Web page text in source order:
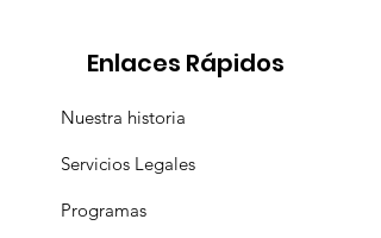
Enlaces Rápidos
Nuestra historia
Servicios Legales
Programas